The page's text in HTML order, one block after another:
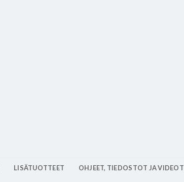
LISÄTUOTTEET OHJEET, TIEDOSTOT JA VIDEOT